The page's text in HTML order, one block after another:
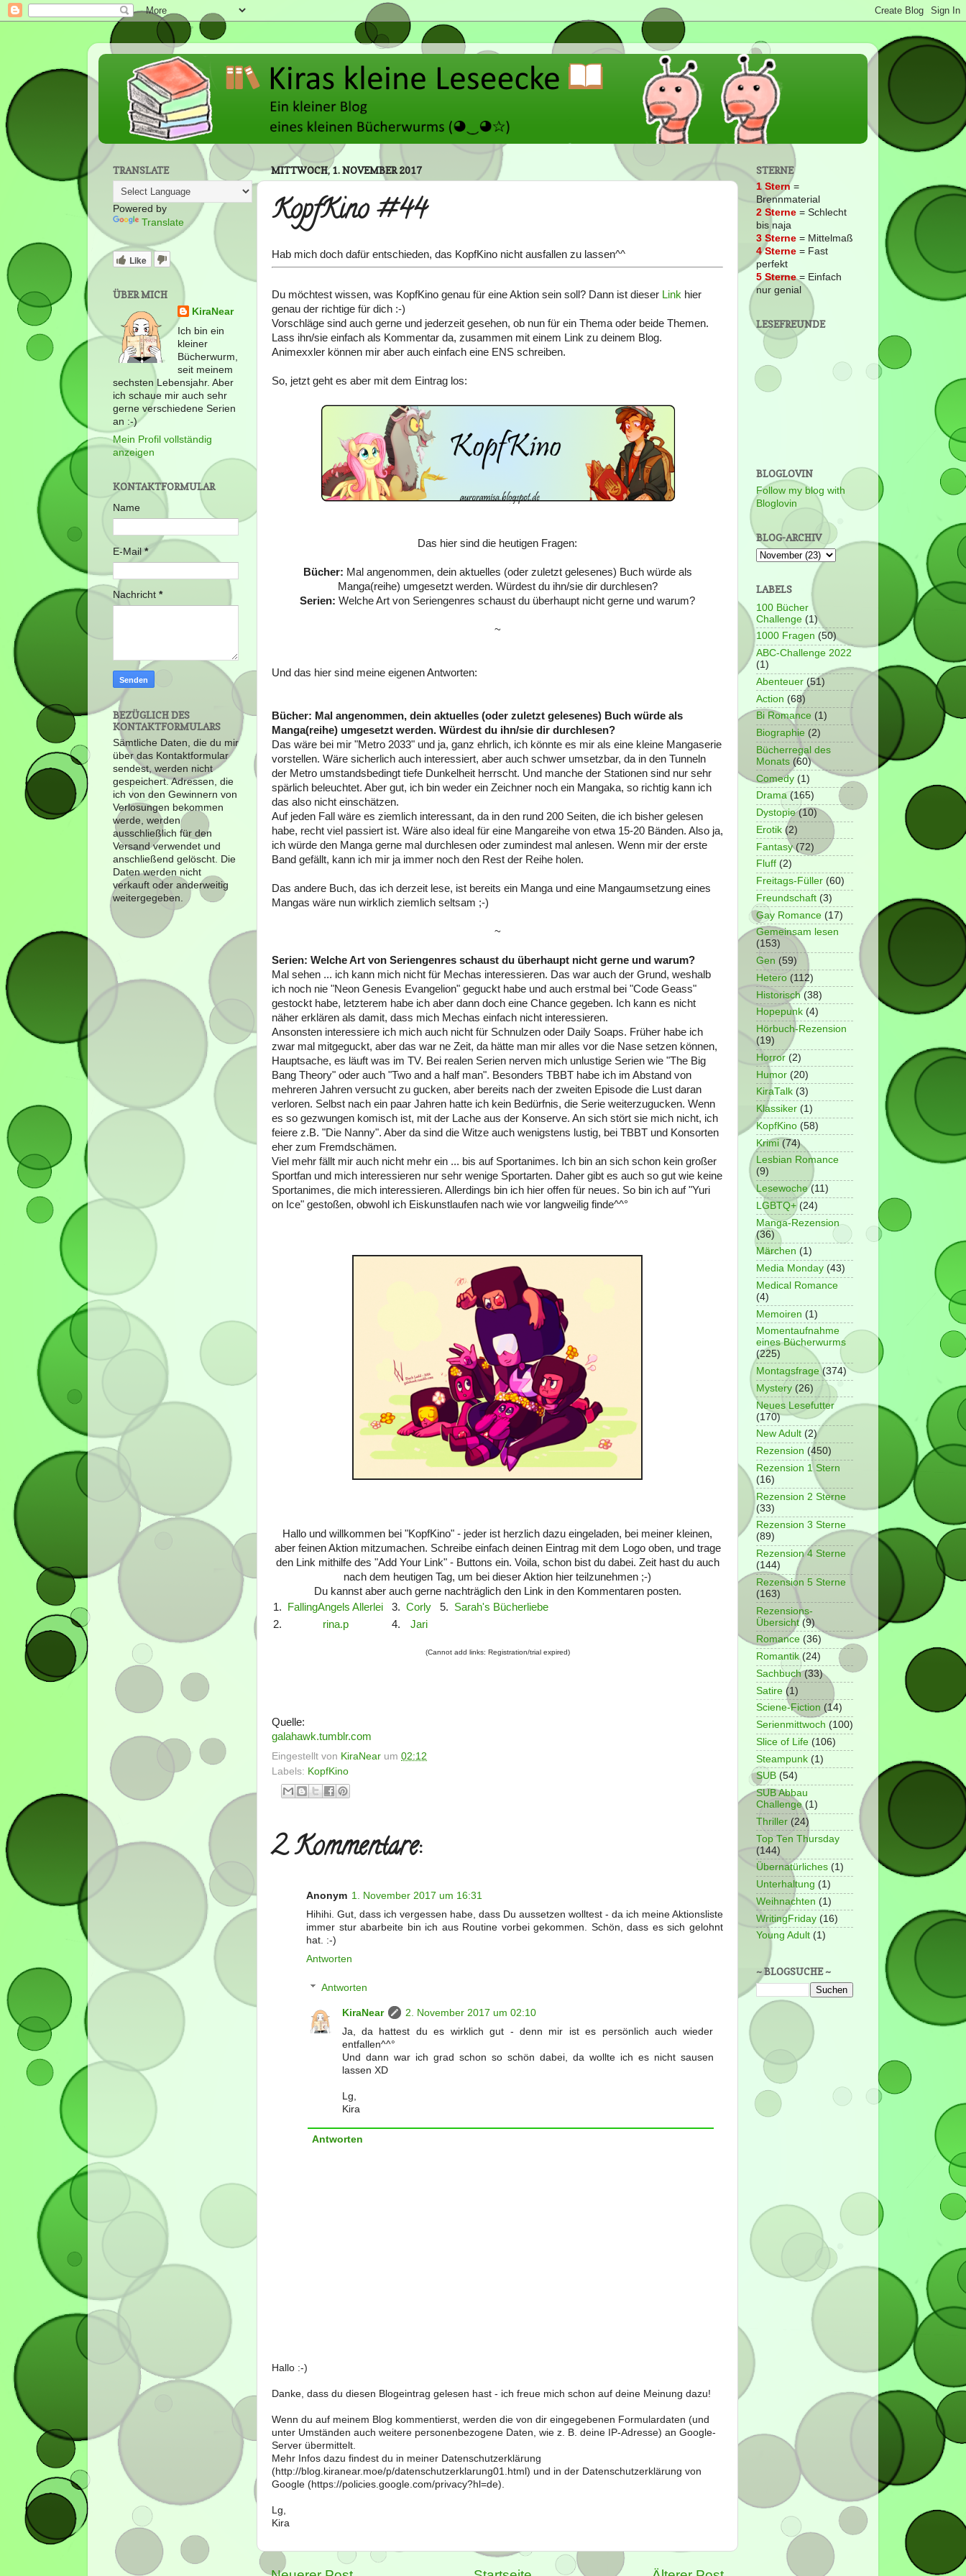
MITTWOCH, 1. NOVEMBER 2017
KopfKino #44
Hab mich doch dafür entschieden, das KopfKino nicht ausfallen zu lassen^^
Du möchtest wissen, was KopfKino genau für eine Aktion sein soll? Dann ist dieser Link hier
genau der richtige für dich :-)
Vorschläge sind auch gerne und jederzeit gesehen, ob nun für ein Thema oder beide Themen.
Lass ihn/sie einfach als Kommentar da, zusammen mit einem Link zu deinem Blog.
Animexxler können mir aber auch einfach eine ENS schreiben.
So, jetzt geht es aber mit dem Eintrag los:
Das hier sind die heutigen Fragen:
Bücher: Mal angenommen, dein aktuelles (oder zuletzt gelesenes) Buch würde als
Manga(reihe) umgesetzt werden. Würdest du ihn/sie dir durchlesen?
Serien: Welche Art von Seriengenres schaust du überhaupt nicht gerne und warum?
~
Und das hier sind meine eigenen Antworten:
Bücher: Mal angenommen, dein aktuelles (oder zuletzt gelesenes) Buch würde als
Manga(reihe) umgesetzt werden. Würdest du ihn/sie dir durchlesen?
Das wäre bei mir "Metro 2033" und ja, ganz ehrlich, ich könnte es mir als eine kleine Mangaserie
vorstellen. Wäre sicherlich auch interessiert, aber auch schwer umsetzbar, da in den Tunneln
der Metro umstandsbedingt tiefe Dunkelheit herrscht. Und manche der Stationen sind nur sehr
spärlich beleuchtet. Aber gut, ich bin weder ein Zeichner noch ein Mangaka, so richtig kann ich
das also nicht einschätzen.
Auf jeden Fall wäre es ziemlich interessant, da in den rund 200 Seiten, die ich bisher gelesen
habe, recht viel passiert ist. Wäre also ideal für eine Mangareihe von etwa 15-20 Bänden. Also ja,
ich würde den Manga gerne mal durchlesen oder zumindest mal anlesen. Wenn mir der erste
Band gefällt, kann ich mir ja immer noch den Rest der Reihe holen.
Das andere Buch, das ich derzeit lese, ist bereits ein Manga und eine Mangaumsetzung eines
Mangas wäre nun wirklich ziemlich seltsam ;-)
~
Serien: Welche Art von Seriengenres schaust du überhaupt nicht gerne und warum?
Mal sehen ... ich kann mich nicht für Mechas interessieren. Das war auch der Grund, weshalb
ich noch nie "Neon Genesis Evangelion" geguckt habe und auch erstmal bei "Code Geass"
gestockt habe, letzterem habe ich aber dann doch eine Chance gegeben. Ich kann es nicht
näher erklären als damit, dass mich Mechas einfach nicht interessieren.
Ansonsten interessiere ich mich auch nicht für Schnulzen oder Daily Soaps. Früher habe ich
zwar mal mitgeguckt, aber das war ne Zeit, da hätte man mir alles vor die Nase setzen können,
Hauptsache, es läuft was im TV. Bei realen Serien nerven mich unlustige Serien wie "The Big
Bang Theory" oder auch "Two and a half man". Besonders TBBT habe ich im Abstand von
mehreren Jahren versucht zu gucken, aber bereits nach der zweiten Episode die Lust daran
verloren. Selbst nach ein paar Jahren hatte ich kein Bedürfnis, die Serie weiterzugucken. Wenn
es so gezwungen komisch ist, mit der Lache aus der Konserve. An sich stört sie mich nicht, ich
feiere z.B. "Die Nanny". Aber da sind die Witze auch wenigstens lustig, bei TBBT und Konsorten
eher zum Fremdschämen.
Viel mehr fällt mir auch nicht mehr ein ... bis auf Sportanimes. Ich bin an sich schon kein großer
Sportfan und mich interessieren nur sehr wenige Sportarten. Daher gibt es auch so gut wie keine
Sportanimes, die mich interessieren. Allerdings bin ich hier offen für neues. So bin ich auf "Yuri
on Ice" gestoßen, obwohl ich Eiskunstlaufen nach wie vor langweilig finde^^°
Hallo und willkommen bei "KopfKino" - jeder ist herzlich dazu eingeladen, bei meiner kleinen,
aber feinen Aktion mitzumachen. Schreibe einfach deinen Eintrag mit dem Logo oben, und trage
den Link mithilfe des "Add Your Link" - Buttons ein. Voila, schon bist du dabei. Zeit hast du auch
nach dem heutigen Tag, um bei dieser Aktion hier teilzunehmen ;-)
Du kannst aber auch gerne nachträglich den Link in den Kommentaren posten.
1.
FallingAngels Allerlei 3. Corly 5.
Sarah's Bücherliebe
2.
rina.p 4. Jari
(Cannot add links: Registration/trial expired)
Quelle:
galahawk.tumblr.com
Eingestellt von KiraNear um 02:12
Labels: KopfKino
2 Kommentare:
Anonym 1. November 2017 um 16:31
Hihihi. Gut, dass ich vergessen habe, dass Du aussetzen wolltest - da ich meine Aktionsliste
immer stur abarbeite bin ich aus Routine vorbei gekommen. Schön, dass es sich gelohnt
hat. :-)
Antworten
Antworten
KiraNear
2. November 2017 um 02:10
Ja, da hattest du es wirklich gut - denn mir ist es persönlich auch wieder
entfallen^^°
Und dann war ich grad schon so schön dabei, da wollte ich es nicht sausen
lassen XD
Lg,
Kira
Antworten
Hallo :-)
Danke, dass du diesen Blogeintrag gelesen hast - ich freue mich schon auf deine Meinung dazu!
Wenn du auf meinem Blog kommentierst, werden die von dir eingegebenen Formulardaten (und
unter Umständen auch weitere personenbezogene Daten, wie z. B. deine IP-Adresse) an Google-
Server übermittelt.
Mehr Infos dazu findest du in meiner Datenschutzerklärung
(http://blog.kiranear.moe/p/datenschutzerklarung01.html) und in der Datenschutzerklärung von
Google (https://policies.google.com/privacy?hl=de).
Lg,
Kira
TRANSLATE
Powered by
Translate
Like
ÜBER MICH
KiraNear
Ich bin ein
kleiner
Bücherwurm,
seit meinem
sechsten Lebensjahr. Aber
ich schaue mir auch sehr
gerne verschiedene Serien
an :-)
Mein Profil vollständig
anzeigen
KONTAKTFORMULAR
Name
E-Mail *
Nachricht *
BEZÜGLICH DES
KONTAKTFORMULARS
Sämtliche Daten, die du mir
über das Kontaktformular
sendest, werden nicht
gespeichert. Adressen, die
ich von den Gewinnern von
Verlosungen bekommen
werde, werden
ausschließlich für den
Versand verwendet und
anschließend gelöscht. Die
Daten werden nicht
verkauft oder anderweitig
weitergegeben.
STERNE
1 Stern =
Brennmaterial
2 Sterne = Schlecht
bis naja
3 Sterne = Mittelmaß
4 Sterne = Fast
perfekt
5 Sterne= Einfach
nur genial
LESEFREUNDE
BLOGLOVIN
Follow my blog with
Bloglovin
BLOG-ARCHIV
LABELS
100 Bücher
Challenge (1)
1000 Fragen (50)
ABC-Challenge 2022
(1)
Abenteuer (51)
Action (68)
Bi Romance (1)
Biographie (2)
Bücherregal des
Monats (60)
Comedy (1)
Drama (165)
Dystopie (10)
Erotik (2)
Fantasy (72)
Fluff (2)
Freitags-Füller (60)
Freundschaft (3)
Gay Romance (17)
Gemeinsam lesen
(153)
Gen (59)
Hetero (112)
Historisch (38)
Hopepunk (4)
Hörbuch-Rezension
(19)
Horror (2)
Humor (20)
KiraTalk (3)
Klassiker (1)
KopfKino (58)
Krimi (74)
Lesbian Romance
(9)
Lesewoche (11)
LGBTQ+ (24)
Manga-Rezension
(36)
Märchen (1)
Media Monday (43)
Medical Romance
(4)
Memoiren (1)
Momentaufnahme
eines Bücherwurms
(225)
Montagsfrage (374)
Mystery (26)
Neues Lesefutter
(170)
New Adult (2)
Rezension (450)
Rezension 1 Stern
(16)
Rezension 2 Sterne
(33)
Rezension 3 Sterne
(89)
Rezension 4 Sterne
(144)
Rezension 5 Sterne
(163)
Rezensions-
Übersicht (9)
Romance (36)
Romantik (24)
Sachbuch (33)
Satire (1)
Sciene-Fiction (14)
Serienmittwoch (100)
Slice of Life (106)
Steampunk (1)
SUB (54)
SUB Abbau
Challenge (1)
Thriller (24)
Top Ten Thursday
(144)
Übernatürliches (1)
Unterhaltung (1)
Weihnachten (1)
WritingFriday (16)
Young Adult (1)
~ BLOGSUCHE ~